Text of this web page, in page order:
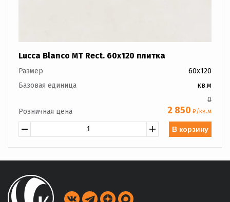
Lucca Blanco MT Rect. 60x120 плитка
Размер
60x120
Базовая единица
кв.м
Розничная цена
0
2 850 ₽/кв.м
В корзину